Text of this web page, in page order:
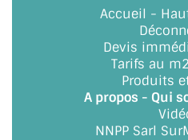
Accueil -
Devis
Tarifs au
Produits
A propos - Qui
NNPP Sarl